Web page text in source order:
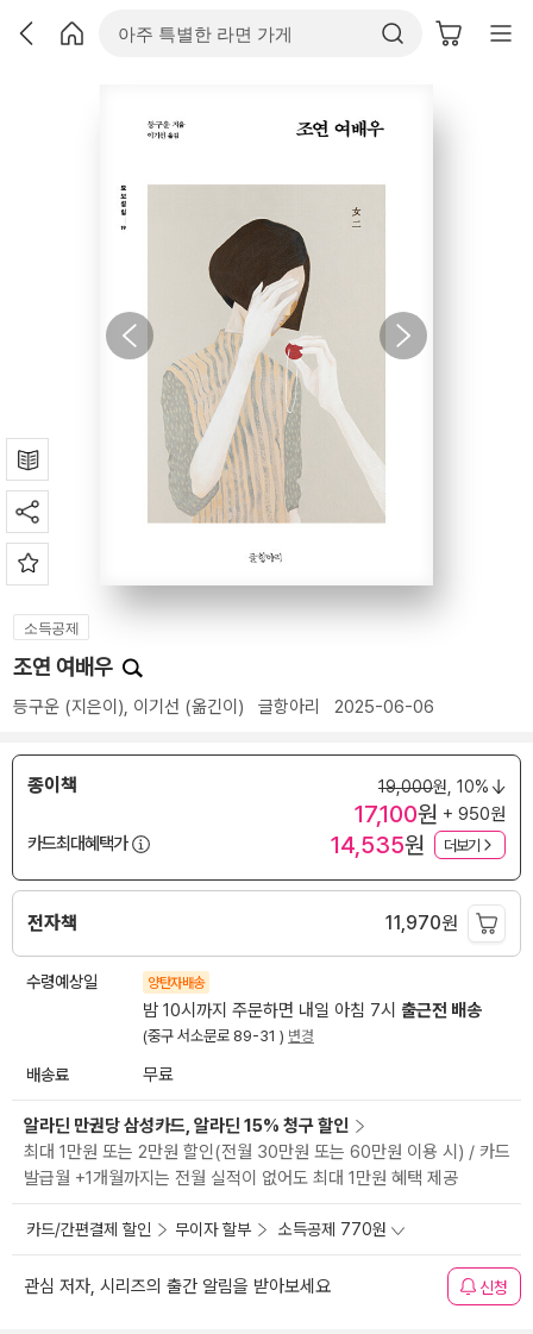
소득공제
조연 여배우
등구운 (지은이), 이기선 (옮긴이) 글항아리 2025-06-06
종이책 19,000원, 10%
17,100원 + 950원
카드최대혜택가
14,535원 더보기
전자책 11,970원
수령예상일 양탄자배송
밤 10시까지 주문하면 내일 아침 7시 출근전 배송
(중구 서소문로 89-31 ) 변경
배송료 무료
알라딘 만권당 삼성카드, 알라딘 15% 청구 할인
최대 1만원 또는 2만원 할인(전월 30만원 또는 60만원 이용 시) / 카드
발급월 +1개월까지는 전월 실적이 없어도 최대 1만원 혜택 제공
카드/간편결제 할인 무이자 할부 소득공제 770원
관심 저자, 시리즈의 출간 알림을 받아보세요 신청